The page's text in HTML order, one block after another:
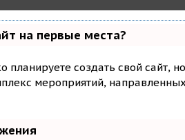
на первые места?
планируете создать свой сайт,
мероприятий,